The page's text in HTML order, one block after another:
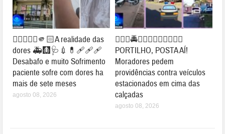
👉🏻👎🏻🤔🫵🏻A realidade das
dores 🚑🩻🩺💉💊🩹🩹🩹
Desabafo e muito Sofrimento
paciente sofre com dores ha
mais de sete meses
agosto 08, 2026
👉🏻🚨🚔🤔🚧😱👀✍🏻🚦🛑🚗
PORTILHO, POSTA AÍ!
Moradores pedem
providências contra veículos
estacionados em cima das
calçadas
agosto 08, 2026